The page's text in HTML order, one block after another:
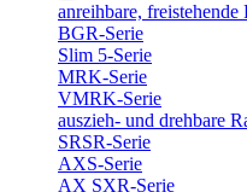
anreihbare, freistehende
BGR-Serie
Slim 5-Serie
MRK-Serie
VMRK-Serie
auszieh- und drehbare
SRSR-Serie
AXS-Serie
AX SXR-Serie